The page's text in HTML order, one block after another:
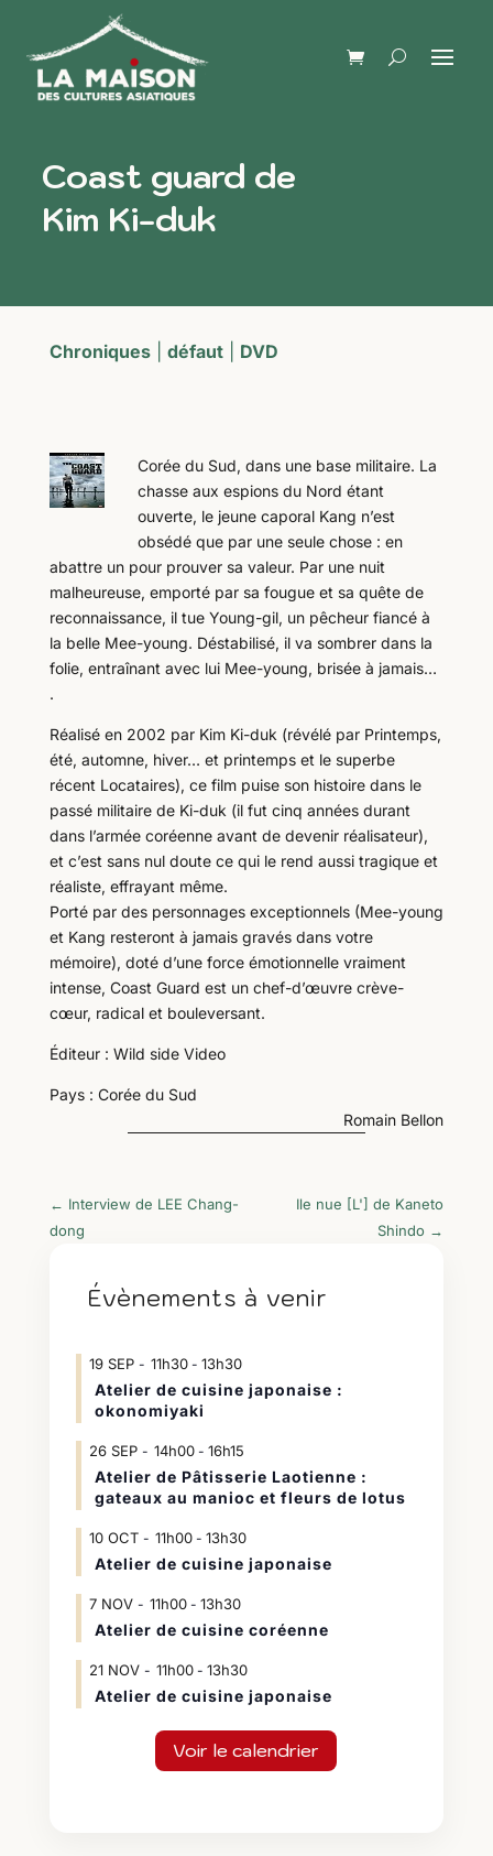
Coast guard de
Kim Ki-duk
Chroniques| défaut| DVD
Corée du Sud, dans une base militaire. La
chasse aux espions du Nord étant
ouverte, le jeune caporal Kang n’est
obsédé que par une seule chose : en
abattre un pour prouver sa valeur. Par une nuit
malheureuse, emporté par sa fougue et sa quête de
reconnaissance, il tue Young-gil, un pêcheur fiancé à
la belle Mee-young. Déstabilisé, il va sombrer dans la
folie, entraînant avec lui Mee-young, brisée à jamais…
.
Réalisé en 2002 par Kim Ki-duk (révélé par Printemps,
été, automne, hiver… et printemps et le superbe
récent Locataires), ce film puise son histoire dans le
passé militaire de Ki-duk (il fut cinq années durant
dans l’armée coréenne avant de devenir réalisateur),
et c’est sans nul doute ce qui le rend aussi tragique et
réaliste, effrayant même.
Porté par des personnages exceptionnels (Mee-young
et Kang resteront à jamais gravés dans votre
mémoire), doté d’une force émotionnelle vraiment
intense, Coast Guard est un chef-d’œuvre crève-
cœur, radical et bouleversant.
Éditeur : Wild side Video
Pays : Corée du Sud
Romain Bellon
← Interview de LEE Chang-
dong
Ile nue [L'] de Kaneto
Shindo →
Évènements à venir
19 SEP 11h30- 13h30
Atelier de cuisine japonaise :
okonomiyaki
26 SEP 14h00- 16h15
Atelier de Pâtisserie Laotienne :
gateaux au manioc et fleurs de lotus
10 OCT 11h00- 13h30
Atelier de cuisine japonaise
7 NOV 11h00- 13h30
Atelier de cuisine coréenne
21 NOV 11h00- 13h30
Atelier de cuisine japonaise
Voir le calendrier